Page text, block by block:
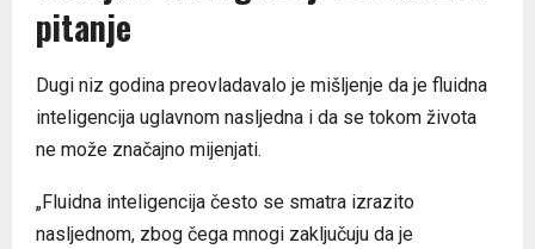
pitanje
Dugi niz godina preovladavalo je mišljenje da je fluidna
inteligencija uglavnom nasljedna i da se tokom života
ne može značajno mijenjati.
„Fluidna inteligencija često se smatra izrazito
nasljednom, zbog čega mnogi zaključuju da je